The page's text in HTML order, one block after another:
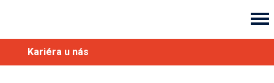
Kariéra u nás